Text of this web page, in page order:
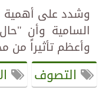
وشدد على أهمية
السامية وأن
وأعظم تأثيراً من
التصوف